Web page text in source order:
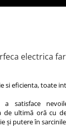
electrica
si eficienta, toate
a satisface
de ultimă oră cu
și putere în